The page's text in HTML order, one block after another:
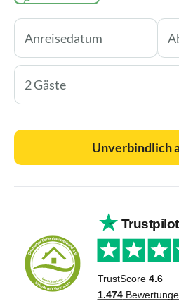
2 Gäste
Unverbindlich